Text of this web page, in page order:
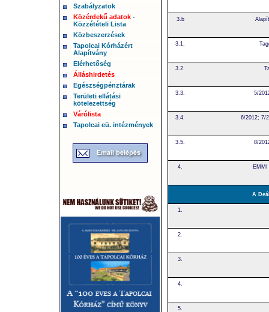
Szabályzatok
Közérdekű adatok-
Közzétételi Lista
Közbeszerzések
Tapolcai Kórházért
Alapítvány
Elérhetőség
Álláshirdetés
Egészségpénztárak
Területi ellátási
kötelezettség
Várólista
Tapolcai eü. intézmények
3.b
3.1.
3.2.
3.3. 5/
3.4. 6/2012; 7/
3.5. 8/
4. EMMI
A
1.
2.
3.
4.
5.